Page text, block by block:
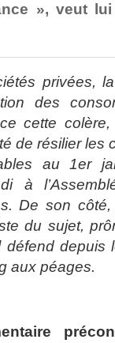
», veut
privées,
des
cette
de résilier les
au 1er
à
De son
du sujet,
défend depuis
aux péages.